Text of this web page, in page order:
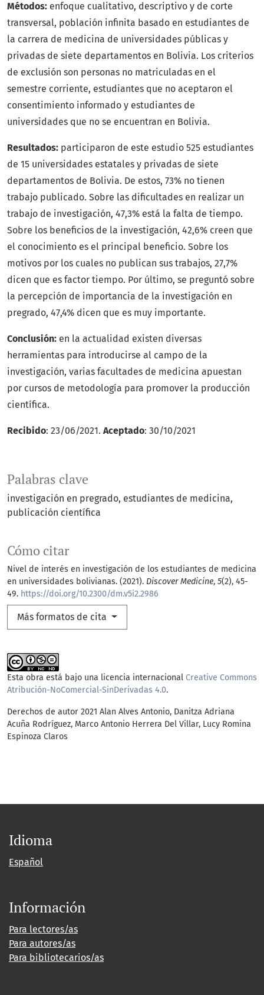
Palabras clave
investigación en pregrado estudiantes de medicina
publicación científica
Cómo citar
Nivel de interés en investigación de los estudiantes de medicina
en universidades bolivianas. (2021). Discover Medicine, 5(2), 45-
49. https://doi.org/10.2300/dm.v5i2.2986
Más formatos de cita
Métodos: enfoque cualitativo, descriptivo y de corte
transversal, población infinita basado en estudiantes de
la carrera de medicina de universidades públicas y
privadas de siete departamentos en Bolivia. Los criterios
de exclusión son personas no matriculadas en el
semestre corriente, estudiantes que no aceptaron el
consentimiento informado y estudiantes de
universidades que no se encuentran en Bolivia.
Resultados: participaron de este estudio 525 estudiantes
de 15 universidades estatales y privadas de siete
departamentos de Bolivia. De estos, 73% no tienen
trabajo publicado. Sobre las dificultades en realizar un
trabajo de investigación, 47,3% está la falta de tiempo.
Sobre los beneficios de la investigación, 42,6% creen que
el conocimiento es el principal beneficio. Sobre los
motivos por los cuales no publican sus trabajos, 27,7%
dicen que es factor tiempo. Por último, se preguntó sobre
la percepción de importancia de la investigación en
pregrado, 47,4% dicen que es muy importante.
Conclusión: en la actualidad existen diversas
herramientas para introducirse al campo de la
investigación, varias facultades de medicina apuestan
por cursos de metodología para promover la producción
científica.
Recibido: 23/06/2021. Aceptado: 30/10/2021
Esta obra está bajo una licencia internacional Creative Commons
Atribución-NoComercial-SinDerivadas 4.0.
Derechos de autor 2021 Alan Alves Antonio, Danitza Adriana
Acuña Rodríguez, Marco Antonio Herrera Del Villar, Lucy Romina
Espinoza Claros
Idioma
Español
Información
Para lectores/as
Para autores/as
Para bibliotecarios/as